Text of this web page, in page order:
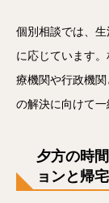
個別相談では、
に応じています
療機関や行政機
の解決に向けて一
夕方の時
ョンと帰